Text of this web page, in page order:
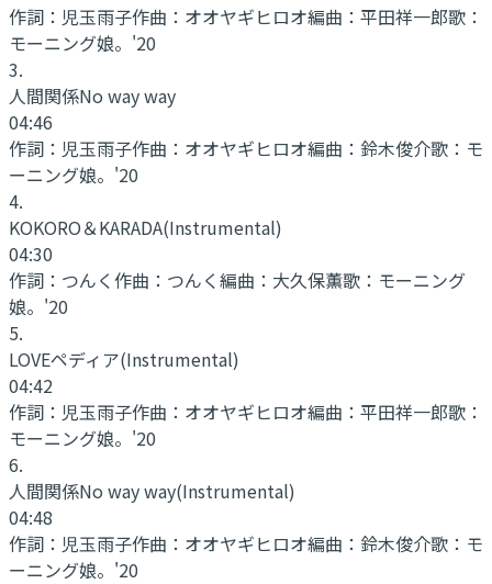
作詞： 児玉雨子作曲： オオヤギヒロオ編曲： 平田祥一郎歌：
モーニング娘。'20
3.
人間関係No way way
04:46
作詞： 児玉雨子作曲： オオヤギヒロオ編曲： 鈴木俊介歌： モ
ーニング娘。'20
4.
KOKORO＆KARADA(Instrumental)
04:30
作詞： つんく 作曲： つんく 編曲： 大久保薫歌： モーニング
娘。'20
5.
LOVEペディア(Instrumental)
04:42
作詞： 児玉雨子作曲： オオヤギヒロオ編曲： 平田祥一郎歌：
モーニング娘。'20
6.
人間関係No way way(Instrumental)
04:48
作詞： 児玉雨子作曲： オオヤギヒロオ編曲： 鈴木俊介歌： モ
ーニング娘。'20